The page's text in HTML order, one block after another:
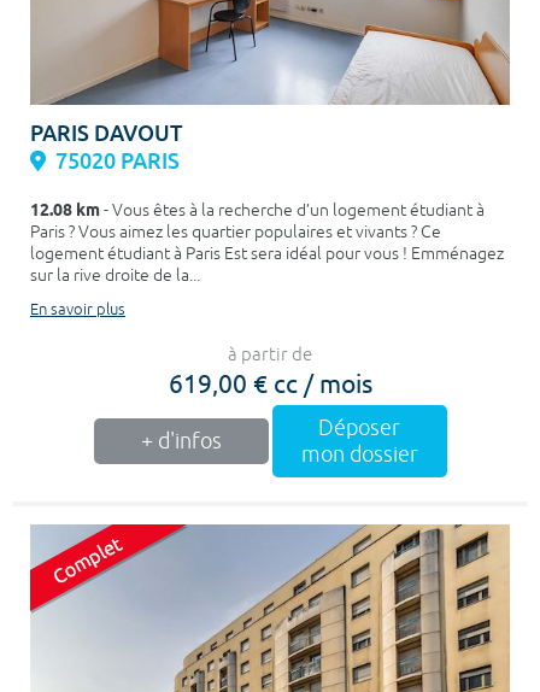
PARIS DAVOUT
75020 PARIS
12.08 km- Vous êtes à la recherche d’un logement étudiant à
Paris ? Vous aimez les quartier populaires et vivants ? Ce
logement étudiant à Paris Est sera idéal pour vous ! Emménagez
sur la rive droite de la...
En savoir plus
à partir de
619,00 € cc / mois
+ d'infos
Déposer
mon dossier